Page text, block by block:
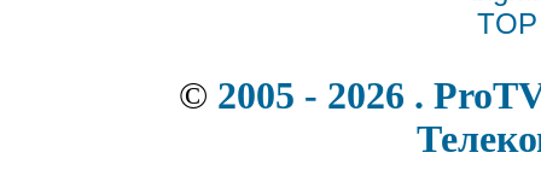
© 2005 - 2026 .